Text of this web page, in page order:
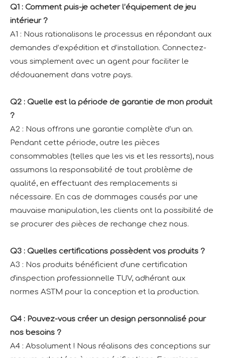
Q1 : Comment puis-je acheter l’équipement de jeu
intérieur ?
A1 : Nous rationalisons le processus en répondant aux
demandes d’expédition et d’installation. Connectez-
vous simplement avec un agent pour faciliter le
dédouanement dans votre pays.
Q2 : Quelle est la période de garantie de mon produit
?
A2 : Nous offrons une garantie complète d’un an.
Pendant cette période, outre les pièces
consommables (telles que les vis et les ressorts), nous
assumons la responsabilité de tout problème de
qualité, en effectuant des remplacements si
nécessaire. En cas de dommages causés par une
mauvaise manipulation, les clients ont la possibilité de
se procurer des pièces de rechange chez nous.
Q3 : Quelles certifications possèdent vos produits ?
A3 : Nos produits bénéficient d'une certification
d'inspection professionnelle TUV, adhérant aux
normes ASTM pour la conception et la production.
Q4 : Pouvez-vous créer un design personnalisé pour
nos besoins ?
A4 : Absolument ! Nous réalisons des conceptions sur